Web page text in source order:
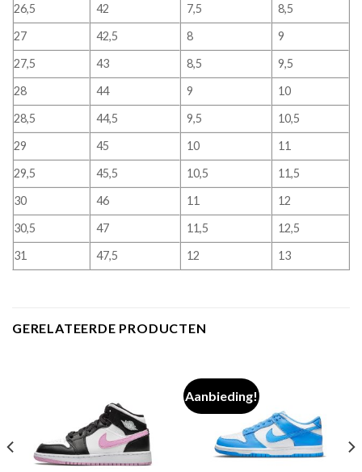
26,5
42 7,5
8,5
27
42,5 8
9
27,5
43 8,5
9,5
28
44 9
10
28,5
44,5 9,5
10,5
29
45 10
11
29,5
45,5 10,5
11,5
30
46 11
12
30,5
47 11,5
12,5
31
47,5 12 13
GERELATEERDE PRODUCTEN
Aanbieding!